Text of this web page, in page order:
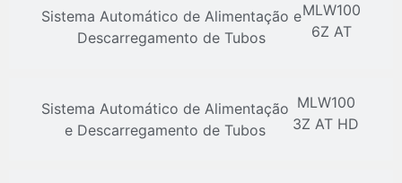
Sistema Automático de Alimentação e
Descarregamento de Tubos
MLW100
6Z AT
Sistema Automático de Alimentação
e Descarregamento de Tubos
MLW100
3Z AT HD